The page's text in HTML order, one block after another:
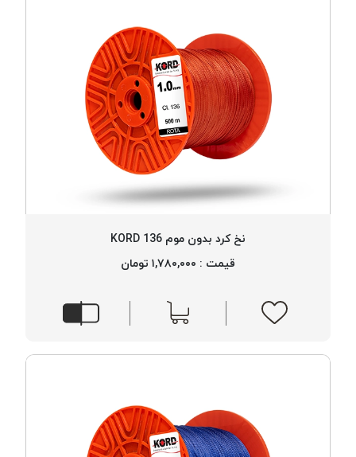
نخ کرد بدون موم 136 KORD
قیمت : ۱,۷۸۰,۰۰۰ تومان